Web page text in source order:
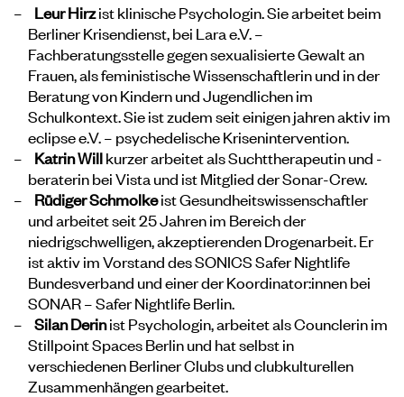
Leur Hirzist klinische Psychologin. Sie arbeitet beim
Berliner Krisendienst, bei Lara e.V. –
Fachberatungsstelle gegen sexualisierte Gewalt an
Frauen, als feministische Wissenschaftlerin und in der
Beratung von Kindern und Jugendlichen im
Schulkontext. Sie ist zudem seit einigen jahren aktiv im
eclipse e.V. – psychedelische Krisenintervention.
Katrin Willkurzer arbeitet als Suchttherapeutin und -
beraterin beiVista und ist Mitglied derSonar-Crew.
Rüdiger Schmolkeist Gesundheitswissenschaftler
und arbeitet seit 25 Jahren im Bereich der
niedrigschwelligen, akzeptierenden Drogenarbeit. Er
ist aktiv im Vorstand desSONICS Safer Nightlife
Bundesverband und einer der Koordinator:innen bei
SONAR – Safer Nightlife Berlin.
Silan Derinist Psychologin, arbeitet als Counclerin im
Stillpoint SpacesBerlin und hat selbst in
verschiedenen Berliner Clubs und clubkulturellen
Zusammenhängen gearbeitet.